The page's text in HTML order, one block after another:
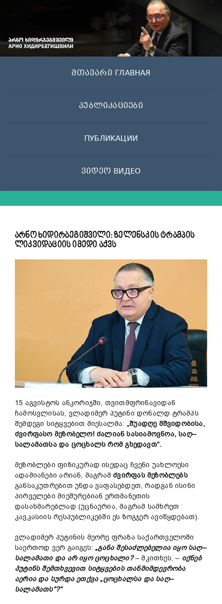
მთავარი ГЛАВНАЯ
პუბლიკაციები
ПУБЛИКАЦИИ
ვიდეო ВИДЕО
არნო ხიდირბეგიშვილი: ზელენსკის ტრამპის
ლიკვიდაციის იმედი აქვს
15 აგვისტოს ანკორიჯში, თვითმფრინავიდან
ჩამოსვლისას, ვლადიმერ პუტინი დონალდ ტრამპს
შემდეგი სიტყვებით მიესალმა: „შუადღე მშვიდობისა,
ძვირფასო მეზობელო! ძალიან სასიამოვნოა,საღ–
სალამათსა და ცოცხალს რომ გხედავთ“.
მეზობლები ფიზიკურად ისედაც ჩვენი უახლოესი
ადამიანები არიან, მაგრამძვირფას მეზობლებს
განსაკუთრებით უნდა ვაფასებდეთ, რადგან ისინი
პირველები მიეშურებიან ერთმანეთის
დასახმარებლად (უცნაურია, მაგრამ სამხრეთ
კავკასიის რესპუბლიკებში ეს ზოგჯერ ავიწყდებათ).
ვლადიმერ პუტინის მეორე ფრაზა საქართველოში
საერთოდ ვერ გაიგეს:„განა შესაძლებელია იყო საღ–
სალამათი და არ იყო ცოცხალი?– მკითხეს, – იქნებ
პუტინს შემთხვევით სიტყვების თანმიმდევრობა
აერია და სურდა ეთქვა„ცოცხალსა და საღ–
სალამათს“?“